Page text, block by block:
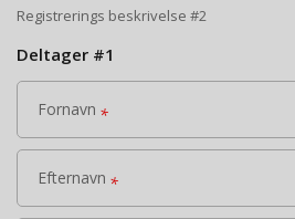
Registrerings beskrivelse #2
Deltager #1
Fornavn *
Efternavn *